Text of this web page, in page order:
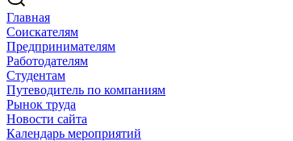
Главная
Соискателям
Предпринимателям
Работодателям
Студентам
Путеводитель по компаниям
Рынок труда
Новости сайта
Календарь мероприятий